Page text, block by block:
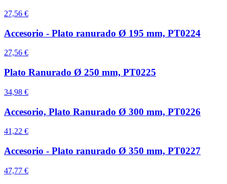
27,56 €
Accesorio - Plato ranurado Ø 195 mm, PT0224
27,56 €
Plato Ranurado Ø 250 mm, PT0225
34,98 €
Accesorio, Plato Ranurado Ø 300 mm, PT0226
41,22 €
Accesorio - Plato ranurado Ø 350 mm, PT0227
47,77 €